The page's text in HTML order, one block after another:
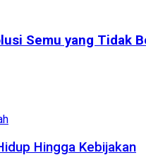
Semu yang
Hingga Kebijakan